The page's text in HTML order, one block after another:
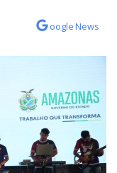
oogle News